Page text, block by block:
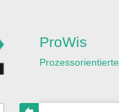
ProWis